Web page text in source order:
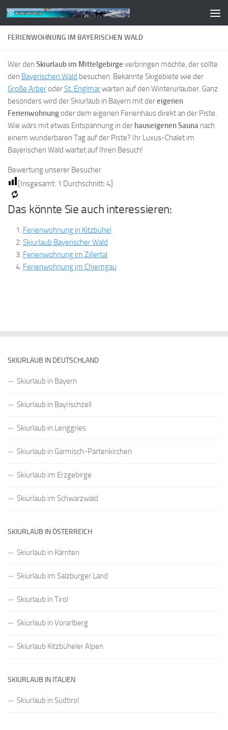
Zum Inhalt springen
FERIENWOHNUNG IM BAYERISCHEN WALD
Wer den Skiurlaub im Mittelgebirge verbringen möchte, der sollte
den Bayerischen Wald besuchen. Bekannte Skigebiete wie der
Große ArberoderSt. Englmarwarten auf den Winterurlauber. Ganz
besonders wird der Skiurlaub in Bayern mit dereigenen
Ferienwohnungoder dem eigenen Ferienhaus direkt an der Piste.
Wie wärs mit etwas Entspannung in der hauseigenen Sauna nach
einem wunderbaren Tag auf der Piste? Ihr Luxus-Chalet im
Bayerischen Wald wartet auf Ihren Besuch!
Bewertung unserer Besucher
[Insgesamt: 1 Durchschnitt: 4]
Das könnte Sie auch interessieren:
Ferienwohnung in Kitzbühel
Skiurlaub Bayerischer Wald
Ferienwohnung im Zillertal
Ferienwohnung im Chiemgau
SKIURLAUB IN DEUTSCHLAND
Skiurlaub in Bayern
Skiurlaub in Bayrischzell
Skiurlaub in Lenggries
Skiurlaub in Garmisch-Partenkirchen
Skiurlaub im Erzgebirge
Skiurlaub im Schwarzwald
SKIURLAUB IN ÖSTERREICH
Skiurlaub in Kärnten
Skiurlaub im Salzburger Land
Skiurlaub in Tirol
Skiurlaub in Vorarlberg
Skiurlaub Kitzbüheler Alpen
SKIURLAUB IN ITALIEN
Skiurlaub in Südtirol